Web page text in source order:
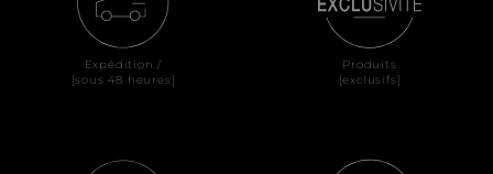
Expédition /
[sous 48 heures]
Produits
[exclusifs]